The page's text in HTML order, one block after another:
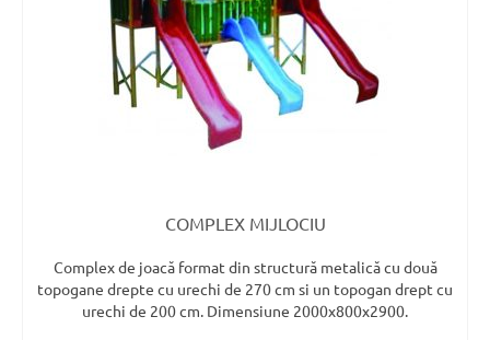
COMPLEX MIJLOCIU
Complex de joacă format din structură metalică cu două
topogane drepte cu urechi de 270 cm si un topogan drept cu
urechi de 200 cm. Dimensiune 2000x800x2900.